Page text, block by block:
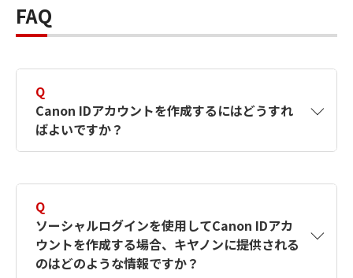
FAQ
Q
Canon IDアカウントを作成するにはどうすれ
ばよいですか？
す。詳しい作成方法は【カメラ】Canon IDとは
何ですか？Canon IDの作成方法は？をご確認く
ださい。
Q
ソーシャルログインを使用してCanon IDアカ
ウントを作成する場合、キヤノンに提供される
のはどのような情報ですか？